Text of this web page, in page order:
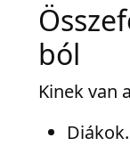
ból
Kinek van